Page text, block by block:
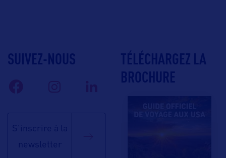
SUIVEZ-NOUS
S'inscrire à la
newsletter
TÉLÉCHARGEZ LA
BROCHURE